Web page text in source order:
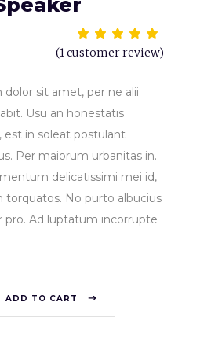
out
on
customer
rating
(1customer review)
dolor sit amet, per ne alii
Usu an honestatis
est in soleat postulant
Per maiorum urbanitas in.
delicatissimi mei id,
torquatos. No purto albucius
pro. Ad luptatum incorrupte
ADD TO CART